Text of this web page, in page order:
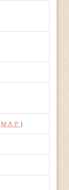
ＭＡＰ ）